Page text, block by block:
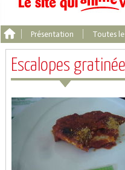
Présentation Toutes
Escalopes